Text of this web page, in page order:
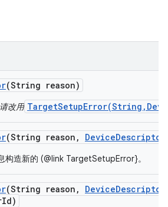
(String reason)
改用
(String reason , DeviceDescriptor
构造新的 (@link TargetSetupError}。
(String reason , DeviceDescriptor
Id)